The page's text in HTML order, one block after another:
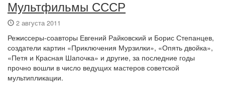
Мультфильмы СССР
2 августа 2011
Режиссеры-соавторы Евгений Райковский и Борис Степанцев,
создатели картин «Приключения Мурзилки», «Опять двойка»,
«Петя и Красная Шапочка» и другие, за последние годы
прочно вошли в число ведущих мастеров советской
мультипликации.